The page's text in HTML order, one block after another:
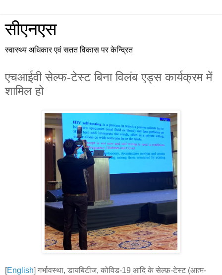
सीएनएस
स्वास्थ्य अधिकार एवं सतत विकास पर केन्द्रित
एचआईवी सेल्फ-टेस्ट बिना विलंब एड्स कार्यक्रम में
शामिल हो
[English] गर्भावस्था, डायबिटीज, कोविड-19 आदि के सेल्फ़-टेस्ट (आत्म-